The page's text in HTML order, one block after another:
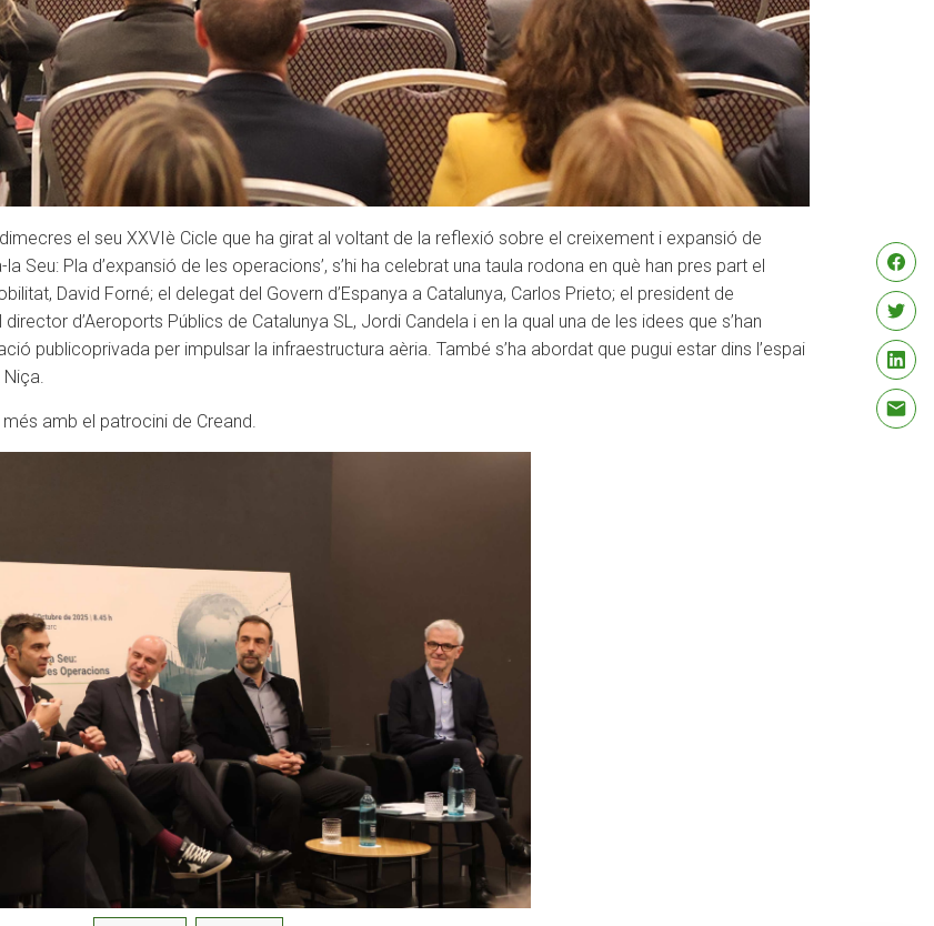
el seu XXVIè Cicle que ha girat al voltant de la reflexió sobre el creixement i expansió de
Seu: Pla d’expansió de les operacions’, s’hi ha celebrat una taula rodona en què han pres part el
David Forné; el delegat del Govern d’Espanya a Catalunya, Carlos Prieto; el president de
d’Aeroports Públics de Catalunya SL, Jordi Candela i en la qual una de les idees que s’han
publicoprivada per impulsar la infraestructura aèria. També s’ha abordat que pugui estar dins l’espai
amb el patrocini de Creand.